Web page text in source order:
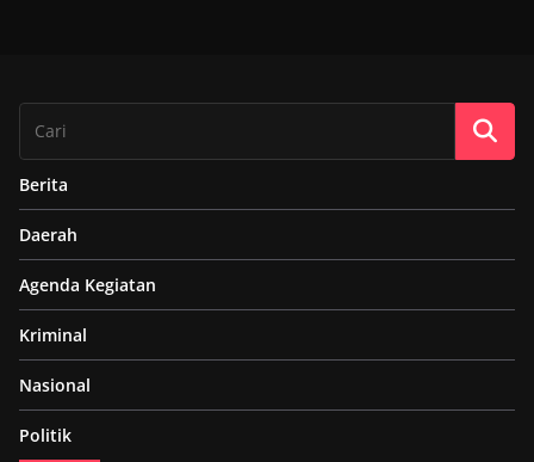
Berita
Daerah
Agenda Kegiatan
Kriminal
Nasional
Politik